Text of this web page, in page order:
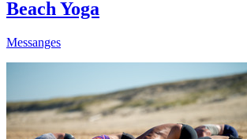
Beach Yoga
Messanges